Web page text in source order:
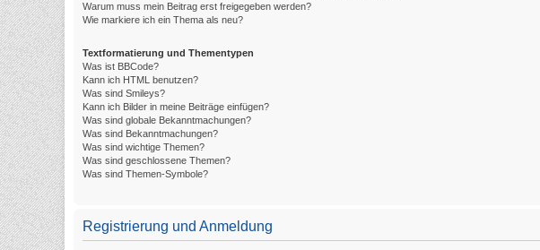
Warum muss mein Beitrag erst freigegeben werden?
Wie markiere ich ein Thema als neu?
Textformatierung und Thementypen
Was ist BBCode?
Kann ich HTML benutzen?
Was sind Smileys?
Kann ich Bilder in meine Beiträge einfügen?
Was sind globale Bekanntmachungen?
Was sind Bekanntmachungen?
Was sind wichtige Themen?
Was sind geschlossene Themen?
Was sind Themen-Symbole?
Registrierung und Anmeldung